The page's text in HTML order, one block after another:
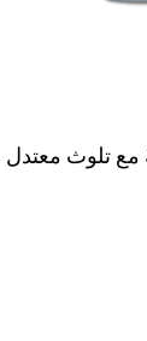
مع تلوث معتدل